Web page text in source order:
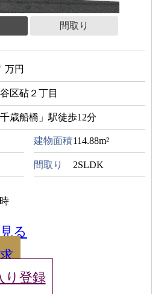
間取り
万円
区砧２丁目
歳船橋」駅徒歩12分
建物面積114.88m²
間取り 2SLDK
る
り登録